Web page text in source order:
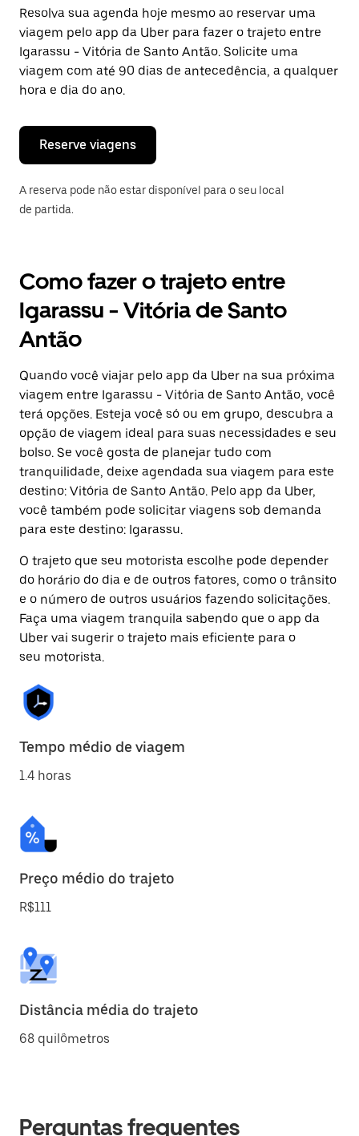
uma
data.
Pressione
a
tecla
“ESC”
para
o
calendário.
Resolva sua agenda hoje mesmo ao reservar uma
viagem pelo app da Uber para fazer o trajeto entre
Igarassu - Vitória de Santo Antão. Solicite uma
viagem com até 90 dias de antecedência, a qualquer
hora e dia do ano.
Reserve viagens
A reserva pode não estar disponível para o seu local
de partida.
Como fazer o trajeto entre
Igarassu - Vitória de Santo
Antão
Quando você viajar pelo app da Uber na sua próxima
viagem entre Igarassu - Vitória de Santo Antão, você
terá opções. Esteja você só ou em grupo, descubra a
opção de viagem ideal para suas necessidades e seu
bolso. Se você gosta de planejar tudo com
tranquilidade, deixe agendada sua viagem para este
destino: Vitória de Santo Antão. Pelo app da Uber,
você também pode solicitar viagens sob demanda
para este destino: Igarassu.
O trajeto que seu motorista escolhe pode depender
do horário do dia e de outros fatores, como o trânsito
e o número de outros usuários fazendo solicitações.
Faça uma viagem tranquila sabendo que o app da
Uber vai sugerir o trajeto mais eficiente para o
seu motorista.
Tempo médio de viagem
1.4 horas
Preço médio do trajeto
R$111
Distância média do trajeto
68 quilômetros
Perguntas frequentes